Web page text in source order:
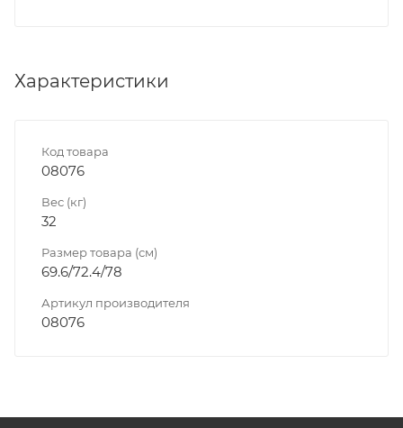
Характеристики
Код товара
08076
Вес (кг)
32
Размер товара (см)
69.6/72.4/78
Артикул производителя
08076